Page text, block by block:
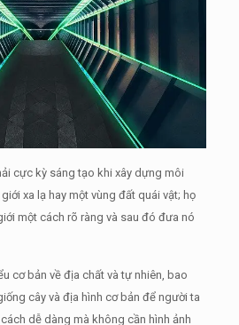
cực kỳ sáng tạo khi xây dựng môi
xa lạ hay một vùng đất quái vật; họ
một cách rõ ràng và sau đó đưa nó
cơ bản về địa chất và tự nhiên, bao
cây và địa hình cơ bản để người ta
dễ dàng mà không cần hình ảnh